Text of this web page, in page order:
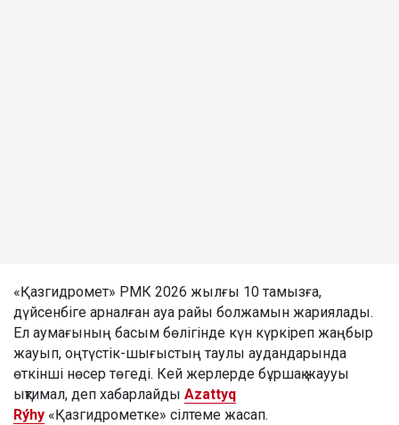
«Қазгидромет» РМК 2026 жылғы 10 тамызға,
дүйсенбіге арналған ауа райы болжамын жариялады.
Ел аумағының басым бөлігінде күн күркіреп жаңбыр
жауып, оңтүстік-шығыстың таулы аудандарында
өткінші нөсер төгеді. Кей жерлерде бұршақ жаууы
ықтимал, деп хабарлайды Azattyq
Rýhy «Қазгидрометке» сілтеме жасап.